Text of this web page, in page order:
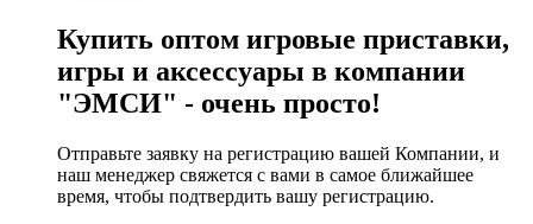
Купить оптом игровые приставки,
игры и аксессуары в компании
"ЭМСИ" - очень просто!
Отправьте заявку на регистрацию вашей Компании, и
наш менеджер свяжется с вами в самое ближайшее
время, чтобы подтвердить вашу регистрацию.